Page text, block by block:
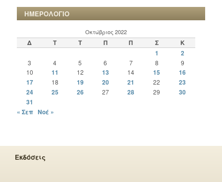
ΗΜΕΡΟΛΟΓΙΟ
Οκτώβριος 2022
Δ Τ Τ Π Π Σ
Κ
1
2
3 4 5 6 7 8
9
10
11 12 13 14 15
16
17
18 19 20 21 22
23
24
25 26 27 28 29
30
31
« Σεπ Νοέ »
Εκδόσεις